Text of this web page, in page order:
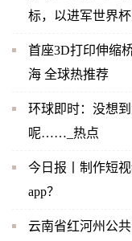
标，以进军世界
首座3D打印伸缩
海 全球热推荐
环球即时：没想
呢……_热点
今日报丨制作短
app？
云南省红河州公